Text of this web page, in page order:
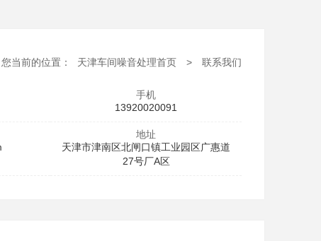
您当前的位置： 天津车间噪音处理首页 > 联系我们
手机
13920020091
地址
天津市津南区北闸口镇工业园区广惠道
27号厂A区